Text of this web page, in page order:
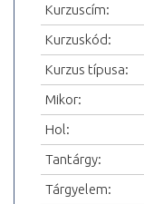
Kurzuscím:
Kurzuskód:
Kurzus típusa:
Mikor:
Hol:
Tantárgy:
Tárgyelem: